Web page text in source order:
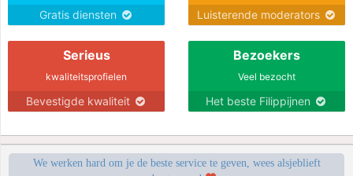
Gratis diensten Luisterende moderators
Serieus
kwaliteitsprofielen
Bevestigde kwaliteit
Bezoekers
Veel bezocht
Het beste Filippijnen
We werken hard om je de beste service te geven, wees alsjeblieft